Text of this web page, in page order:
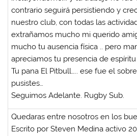
contrario seguirá persistiendo y
nuestro club, con todas las
extrañamos mucho mi querido
mucho tu ausencia física .. pero
apreciamos tu presencia de espíritu
Tu pana El Pitbull….. ese fue el
pusistes…
Seguimos Adelante. Rugby Sub.
Quedaras entre nosotros en los
Escrito por Steven Medina activo